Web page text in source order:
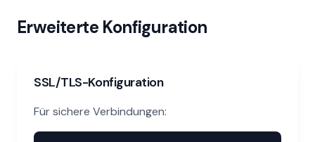
Erweiterte Konfiguration
SSL/TLS-Konfiguration
Für sichere Verbindungen: